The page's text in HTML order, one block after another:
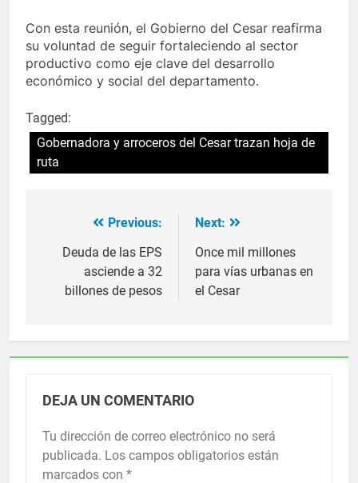
Con esta reunión, el Gobierno del Cesar reafirma
su voluntad de seguir fortaleciendo al sector
productivo como eje clave del desarrollo
económico y social del departamento.
Tagged:
Gobernadora y arroceros del Cesar trazan hoja de
ruta
Navegación
entradas
Previous:
Deuda de las EPS
asciende a 32
billones de pesos
Next:
Once mil millones
para vías urbanas en
el Cesar
DEJA UN COMENTARIO
Tu dirección de correo electrónico no será
publicada. Los campos obligatorios están
marcados con *